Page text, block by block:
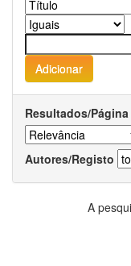
Resultados/Página
Autores/Registo
A